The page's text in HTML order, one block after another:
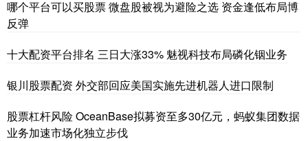
哪个平台可以买股票 微盘股被视为避险之选 资金逢低布局博
反弹
十大配资平台排名 三日大涨33% 魅视科技布局磷化铟业务
银川股票配资 外交部回应美国实施先进机器人进口限制
股票杠杆风险 OceanBase拟募资至多30亿元，蚂蚁集团数据
业务加速市场化独立步伐